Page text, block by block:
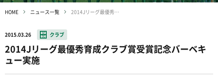
HOME ニュース一覧 2014Jリーグ最優秀育成クラブ賞受賞記念バーベキュー実施
2015.03.26 クラブ
2014Jリーグ最優秀育成クラブ賞受賞記念バーベキ
ュー実施